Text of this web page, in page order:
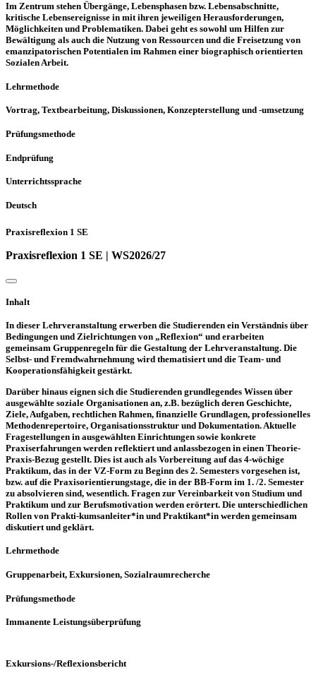
Im Zentrum stehen Übergänge, Lebensphasen bzw. Lebensabschnitte,
kritische Lebensereignisse in mit ihren jeweiligen Herausforderungen,
Möglichkeiten und Problematiken. Dabei geht es sowohl um Hilfen zur
Bewältigung als auch die Nutzung von Ressourcen und die Freisetzung von
emanzipatorischen Potentialen im Rahmen einer biographisch orientierten
Sozialen Arbeit.
Lehrmethode
Vortrag, Textbearbeitung, Diskussionen, Konzepterstellung und -umsetzung
Prüfungsmethode
Endprüfung
Unterrichtssprache
Deutsch
Praxisreflexion 1 SE
Praxisreflexion 1 SE | WS2026/27
Inhalt
In dieser Lehrveranstaltung erwerben die Studierenden ein Verständnis über
Bedingungen und Zielrichtungen von „Reflexion“ und erarbeiten
gemeinsam Gruppenregeln für die Gestaltung der Lehrveranstaltung. Die
Selbst- und Fremdwahrnehmung wird thematisiert und die Team- und
Kooperationsfähigkeit gestärkt.
Darüber hinaus eignen sich die Studierenden grundlegendes Wissen über
ausgewählte soziale Organisationen an, z.B. bezüglich deren Geschichte,
Ziele, Aufgaben, rechtlichen Rahmen, finanzielle Grundlagen, professionelles
Methodenrepertoire, Organisationsstruktur und Dokumentation. Aktuelle
Fragestellungen in ausgewählten Einrichtungen sowie konkrete
Praxiserfahrungen werden reflektiert und anlassbezogen in einen Theorie-
Praxis-Bezug gestellt. Dies ist auch als Vorbereitung auf das 4-wöchige
Praktikum, das in der VZ-Form zu Beginn des 2. Semesters vorgesehen ist,
bzw. auf die Praxisorientierungstage, die in der BB-Form im 1. /2. Semester
zu absolvieren sind, wesentlich. Fragen zur Vereinbarkeit von Studium und
Praktikum und zur Berufsmotivation werden erörtert. Die unterschiedlichen
Rollen von Prakti-kumsanleiter*in und Praktikant*in werden gemeinsam
diskutiert und geklärt.
Lehrmethode
Gruppenarbeit, Exkursionen, Sozialraumrecherche
Prüfungsmethode
Immanente Leistungsüberprüfung
Exkursions-/Reflexionsbericht